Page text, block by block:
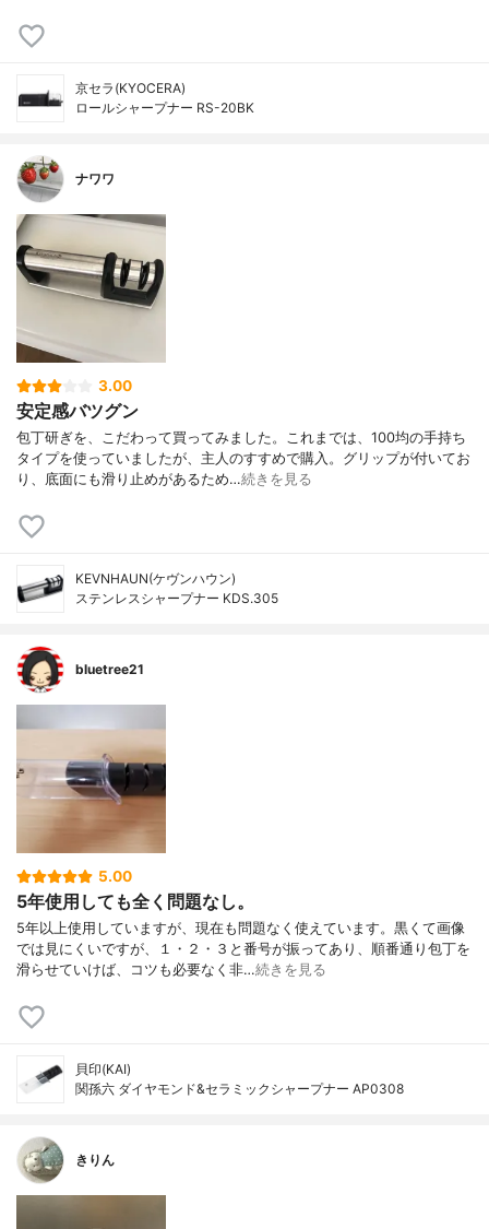
京セラ(KYOCERA)
ロールシャープナー RS-20BK
ナワワ
3.00
安定感バツグン
包丁研ぎを、こだわって買ってみました。これまでは、100均の手持ち
タイプを使っていましたが、主人のすすめで購入。グリップが付いてお
り、底面にも滑り止めがあるため…続きを見る
KEVNHAUN(ケヴンハウン)
ステンレスシャープナー KDS.305
bluetree21
5.00
5年使用しても全く問題なし。
5年以上使用していますが、現在も問題なく使えています。黒くて画像
では見にくいですが、１・２・３と番号が振ってあり、順番通り包丁を
滑らせていけば、コツも必要なく非…続きを見る
貝印(KAI)
関孫六 ダイヤモンド&セラミックシャープナー AP0308
きりん